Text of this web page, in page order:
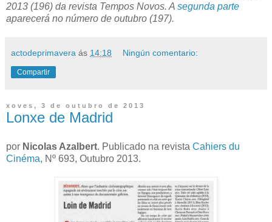
2013 (196) da revista Tempos Novos. A segunda parte
aparecerá no número de outubro (197).
actodeprimavera ás 14:18 Ningún comentario:
Compartir
xoves, 3 de outubro de 2013
Lonxe de Madrid
por Nicolas Azalbert. Publicado na revista Cahiers du
Cinéma, Nº 693, Outubro 2013.